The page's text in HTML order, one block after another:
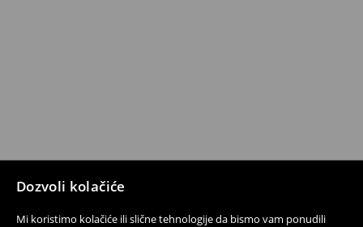
Dozvoli kolačiće
Mi koristimo kolačiće ili slične tehnologije da bismo vam ponudili